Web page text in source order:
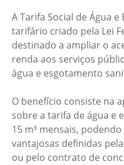
A Tarifa Social de Água
tarifário criado pela Lei
destinado a ampliar o
renda aos serviços
água e esgotamento
O benefício consiste na
sobre a tarifa de água e
15 m³ mensais,
vantajosas definidas
ou pelo contrato de